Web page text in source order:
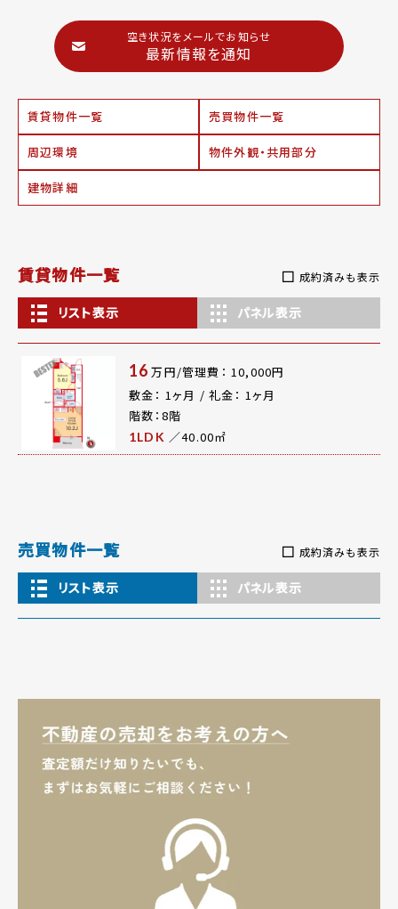
空き状況をメールでお知らせ
最新情報を通知
賃貸物件一覧 売買物件一覧
周辺環境 物件外観・共用部分
建物詳細
賃貸物件一覧 成約済みも表示
リスト表示 パネル表示
16 万円/管理費： 10,000円
敷金： 1ヶ月 / 礼金： 1ヶ月
階数：8階
1LDK ／40.00㎡
売買物件一覧 成約済みも表示
リスト表示 パネル表示